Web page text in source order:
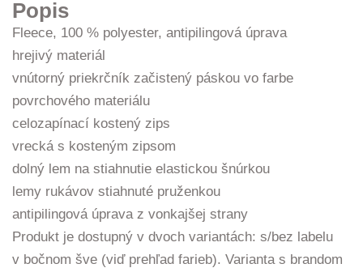
Popis
Fleece, 100 % polyester, antipilingová úprava
hrejivý materiál
vnútorný priekrčník začistený páskou vo farbe
povrchového materiálu
celozapínací kostený zips
vrecká s kosteným zipsom
dolný lem na stiahnutie elastickou šnúrkou
lemy rukávov stiahnuté pruženkou
antipilingová úprava z vonkajšej strany
Produkt je dostupný v dvoch variantách: s/bez labelu
v bočnom šve (viď prehľad farieb). Varianta s brandom